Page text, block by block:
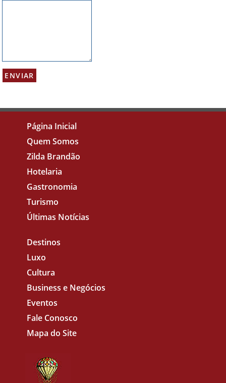
Página Inicial
Quem Somos
Zilda Brandão
Hotelaria
Gastronomia
Turismo
Últimas Notícias
Destinos
Luxo
Cultura
Business e Negócios
Eventos
Fale Conosco
Mapa do Site